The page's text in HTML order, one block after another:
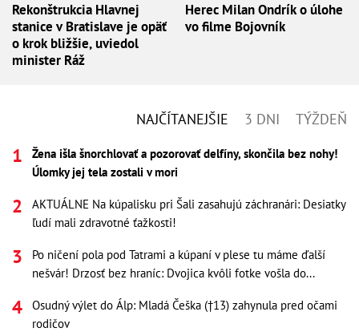
Rekonštrukcia Hlavnej
stanice v Bratislave je opäť
o krok bližšie, uviedol
minister Ráž
Herec Milan Ondrík o úlohe
vo filme Bojovník
NAJČÍTANEJŠIE 3 DNI TÝŽDEŇ
Žena išla šnorchlovať a pozorovať delfíny, skončila bez nohy!
Úlomky jej tela zostali v mori
AKTUÁLNE Na kúpalisku pri Šali zasahujú záchranári: Desiatky
ľudí mali zdravotné ťažkosti!
Po ničení pola pod Tatrami a kúpaní v plese tu máme ďalší
nešvár! Drzosť bez hraníc: Dvojica kvôli fotke vošla do...
Osudný výlet do Álp: Mladá Češka (†13) zahynula pred očami
rodičov